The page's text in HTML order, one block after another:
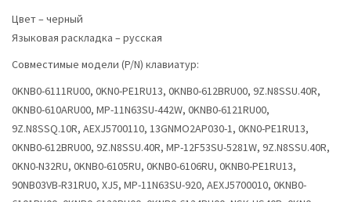
Цвет – черный
Языковая раскладка – русская
Совместимые модели (P/N) клавиатур:
0KNB0-6111RU00, 0KN0-PE1RU13, 0KNB0-612BRU00, 9Z.N8SSU.40R,
0KNB0-610ARU00, MP-11N63SU-442W, 0KNB0-6121RU00,
9Z.N8SSQ.10R, AEXJ5700110, 13GNMO2AP030-1, 0KN0-PE1RU13,
0KNB0-612BRU00, 9Z.N8SSU.40R, MP-12F53SU-5281W, 9Z.N8SSU.40R,
0KN0-N32RU, 0KNB0-6105RU, 0KNB0-6106RU, 0KNB0-PE1RU13,
90NB03VB-R31RU0, XJ5, MP-11N63SU-920, AEXJ5700010, 0KNB0-